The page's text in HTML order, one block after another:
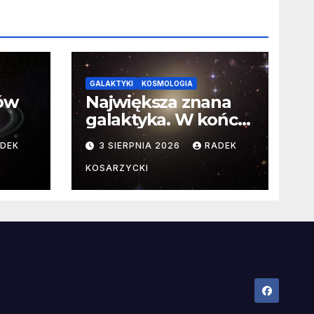
GALAKTYKI KOSMOLOGIA
Największa znana
galaktyka. W końcu
poznaliśmy jej
faktyczne wymiary
3 SIERPNIA 2026 RADEK
KOSARZYCKI